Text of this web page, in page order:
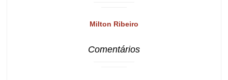
Milton Ribeiro
Comentários